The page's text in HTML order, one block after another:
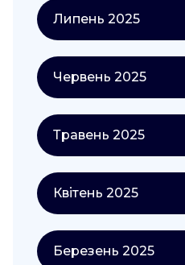
Липень 2025
Червень 2025
Травень 2025
Квітень 2025
Березень 2025